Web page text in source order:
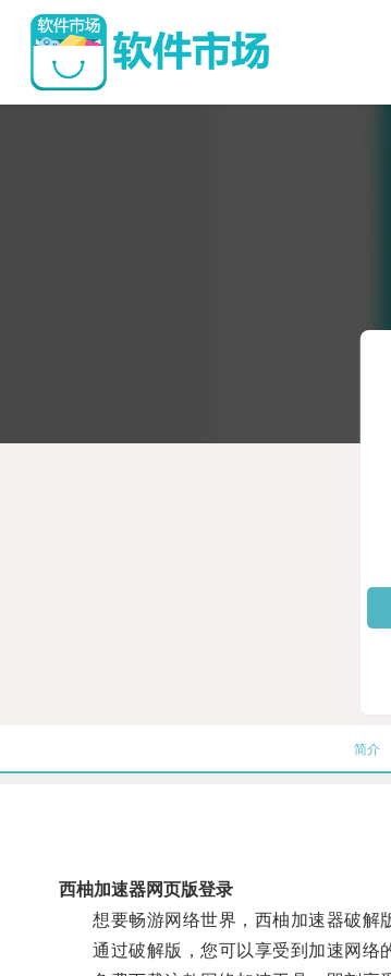
简介
西柚加速器网页版登录
想要畅游网络世界，西柚加速器破解版
通过破解版，您可以享受到加速网络